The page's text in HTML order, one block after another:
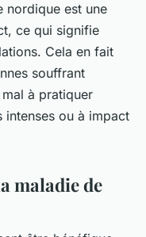
nordique est une
ce qui signifie
Cela en fait
souffrant
à pratiquer
ou à impact
maladie de